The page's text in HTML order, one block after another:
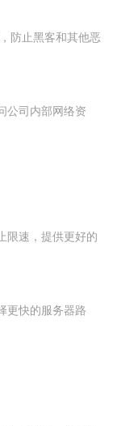
防止黑客和其他恶
公司内部网络资
限速，提供更好的
更快的服务器路